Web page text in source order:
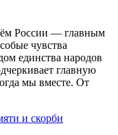
России — главным
чувства
единства народов
главную
мы вместе. От
и скорби